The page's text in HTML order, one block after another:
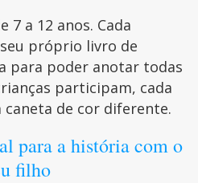
7 a 12 anos. Cada
próprio livro de
para poder anotar todas
participam, cada
de cor diferente.
para a história com o
filho